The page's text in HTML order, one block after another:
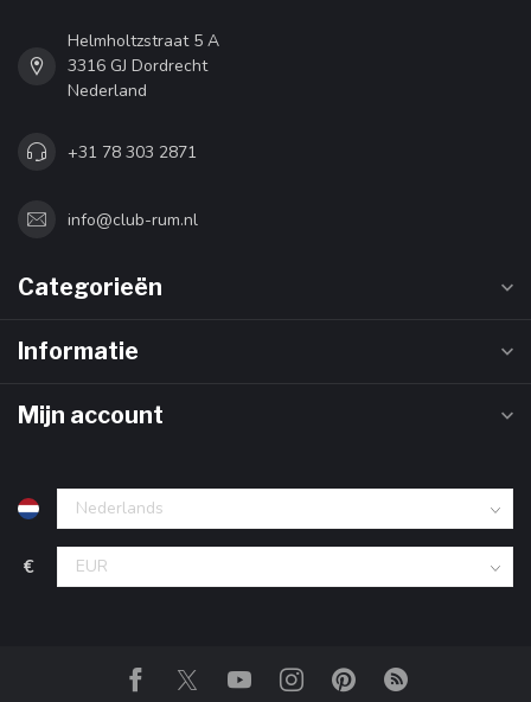
Helmholtzstraat 5 A
3316 GJ Dordrecht
Nederland
+31 78 303 2871
info@club-rum.nl
Categorieën
Informatie
Mijn account
€